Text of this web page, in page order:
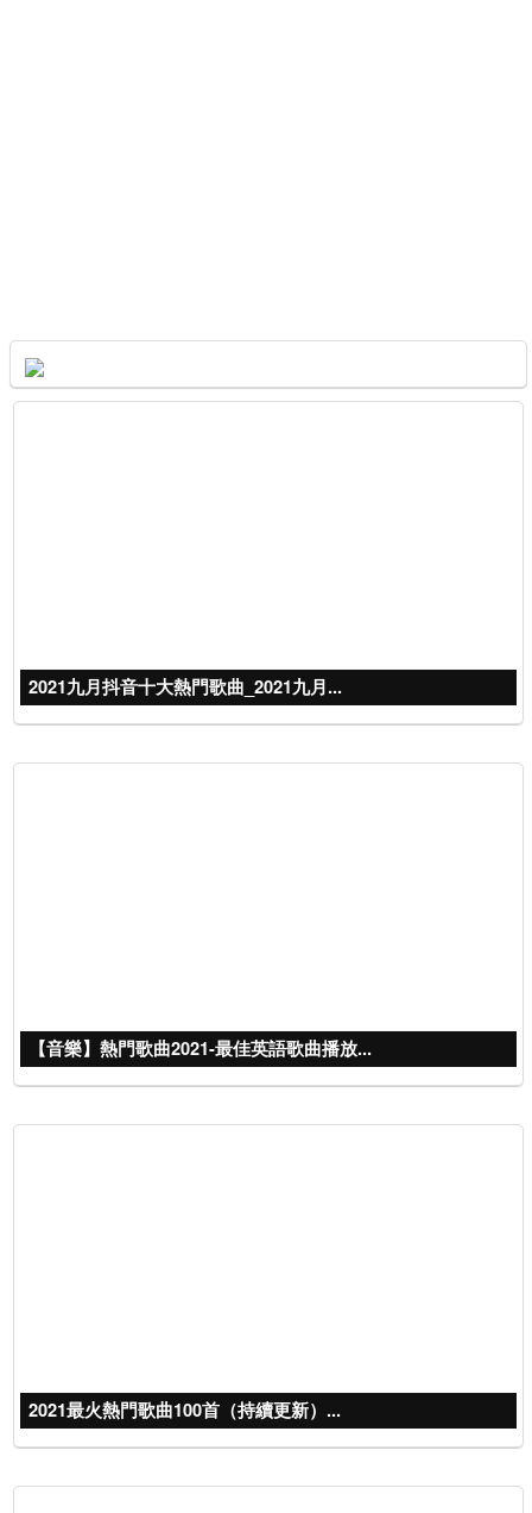
2021九月抖音十大熱門歌曲_2021九月...
【音樂】熱門歌曲2021-最佳英語歌曲播放...
2021最火熱門歌曲100首（持續更新）...